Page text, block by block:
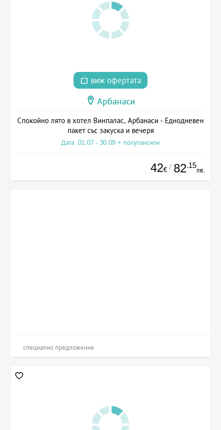
виж офертата
Арбанаси
Спокойно лято в хотел Винпалас, Арбанаси - Еднодневен
пакет със закуска и вечеря
Дата: 01.07 - 30.09 + полупансион
42€ / 82.15
лв.
специално предложение